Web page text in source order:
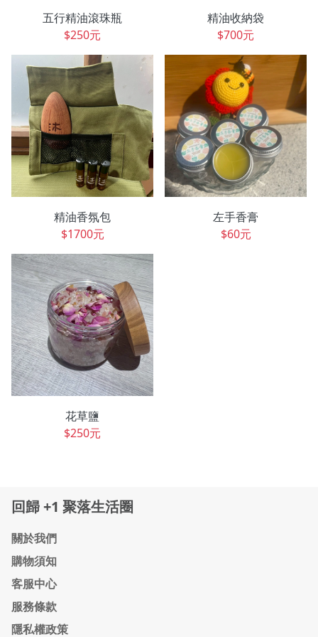
五行精油滾珠瓶
$250元
精油收納袋
$700元
精油香氛包
$1700元
左手香膏
$60元
花草鹽
$250元
回歸 +1 聚落生活圈
關於我們
購物須知
客服中心
服務條款
隱私權政策